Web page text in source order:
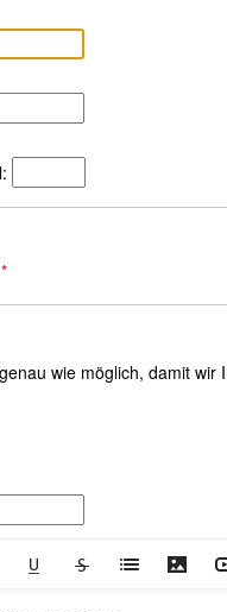
*
wie möglich, damit